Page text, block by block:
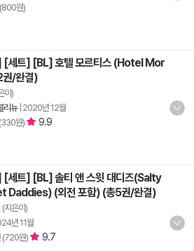
원)
[세트] [BL] 호텔 모르티스 (Hotel Mor
/완결)
이)
리뉴| 2020년 12월
원) 9.9
[세트] [BL] 솔티 앤 스윗 대디즈(Salty
Daddies) (외전 포함) (총5권/완결)
(지은이)
년 11월
(720원) 9.7